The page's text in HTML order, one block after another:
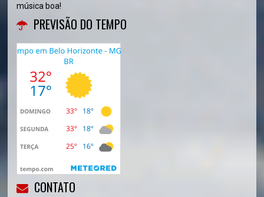
música boa!
PREVISÃO DO TEMPO
CONTATO